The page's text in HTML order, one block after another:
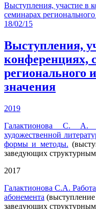
Выступления, участие в
семинарах
18/02/15
Выступления,
конференциях,
регионального
значения
2019
Галактионова С. А.
художественной
формы и методы.
заведующих
2017
Галактионова С.А.
абонемента
заведующих